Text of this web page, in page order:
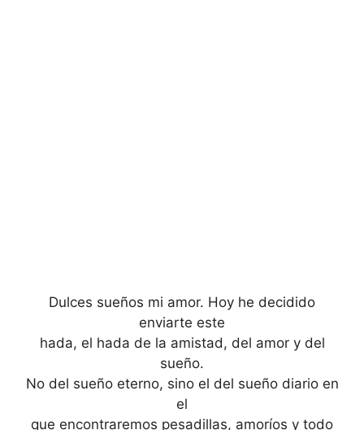
Dulces sueños mi amor. Hoy he decidido
enviarte este
hada, el hada de la amistad, del amor y del
sueño.
No del sueño eterno, sino el del sueño diario en
el
que encontraremos pesadillas, amoríos y todo